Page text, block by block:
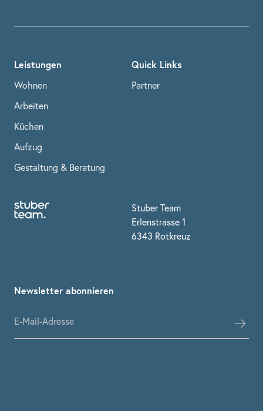
Stuber Team
Erlenstrasse 1
6343 Rotkreuz
Leistungen
Wohnen
Arbeiten
Küchen
Aufzug
Gestaltung & Beratung
Quick Links
Partner
Newsletter abonnieren